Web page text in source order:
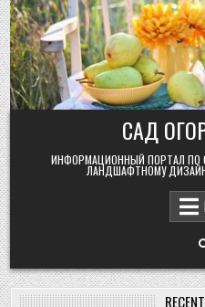
Skip
to
content
САД
ИНФОРМАЦИОННЫЙ ПОРТАЛ ПО
ЛАНДШАФТНОМУ